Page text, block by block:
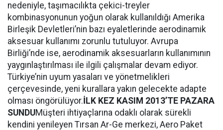
nedeniyle, taşımacılıkta çekici-treyler
kombinasyonunun yoğun olarak kullanıldığı Amerika
Birleşik Devletleri’nin bazı eyaletlerinde aerodinamik
aksesuar kullanımı zorunlu tutuluyor. Avrupa
Birliği’nde ise, aerodinamik aksesuarların kullanımının
yaygınlaştırılması ile ilgili çalışmalar devam ediyor.
Türkiye’nin uyum yasaları ve yönetmelikleri
çerçevesinde, yeni kurallara yakın gelecekte adapte
olması öngörülüyor.İLK KEZ KASIM 2013’TE PAZARA
SUNDUMüşteri ihtiyaçlarına odaklı olarak sürekli
kendini yenileyen Tırsan Ar-Ge merkezi, Aero Paket